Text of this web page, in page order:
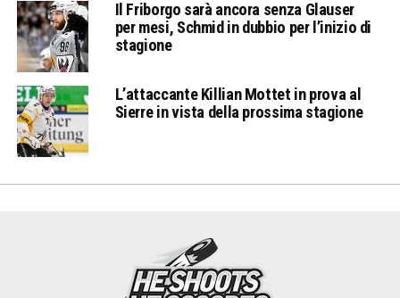
Il Friborgo sarà ancora senza Glauser
per mesi, Schmid in dubbio per l’inizio di
stagione
L’attaccante Killian Mottet in prova al
Sierre in vista della prossima stagione